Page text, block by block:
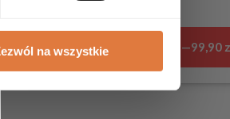
na wszystkie Kup teraz —99,90